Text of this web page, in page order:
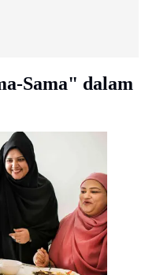
Sama" dalam
saat Berbuka